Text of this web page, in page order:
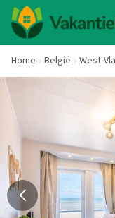
Home België West-